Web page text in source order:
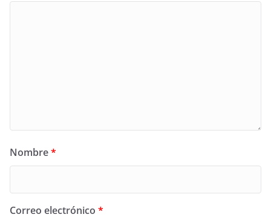
Nombre*
Correo electrónico *